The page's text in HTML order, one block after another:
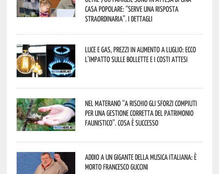
casa popolare: “serve una risposta
straordinaria”. I dettagli
Luce e gas, prezzi in aumento a luglio: ecco
l’impatto sulle bollette e i costi attesi
Nel materano “a rischio gli sforzi compiuti
per una gestione corretta del patrimonio
faunistico”. Cosa è successo
Addio a un gigante della musica italiana: è
morto Francesco Guccini